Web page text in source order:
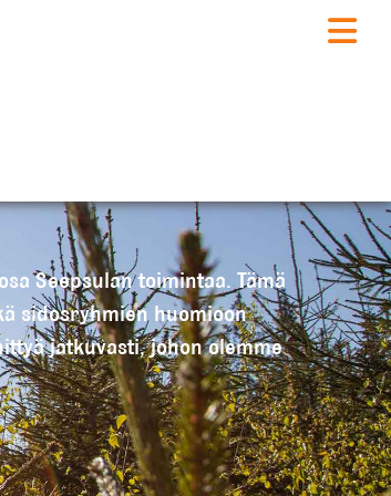
Seepsulan toimintaa. Tämä
sidosryhmien huomioon
jatkuvasti, johon olemme